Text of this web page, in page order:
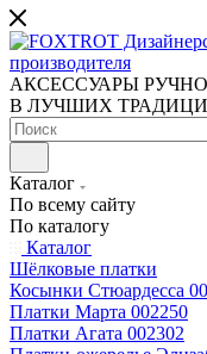
АКСЕССУАРЫ
В ЛУЧШИХ
Каталог
По всему сайту
По каталогу
Каталог
Шёлковые платки
Косынки Стюардесса
Платки Марта 002250
Платки Агата 002302